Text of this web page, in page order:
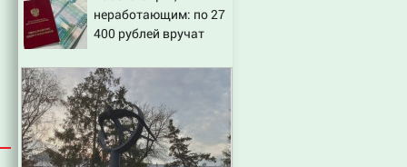
неработающим: по 27
400 рублей вручат
сентябре -
PrimaMedia.ru